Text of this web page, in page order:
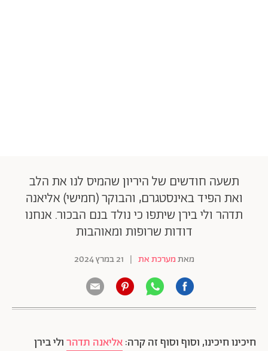
תשעה חודשים של היריון שהמיס לנו את הלב
ואת הפיד באינסטגרם, והבוקר (חמישי) אליאנה
תדהר ולי בירן שיתפו כי נולד בנם הבכור. אנחנו
דודות שרופות ומאוהבות
מאתמערכת את | 21 במרץ 2024
חיכינו חיכינו, וסוף וסוף זה קרה:אליאנה תדהרולי בירן